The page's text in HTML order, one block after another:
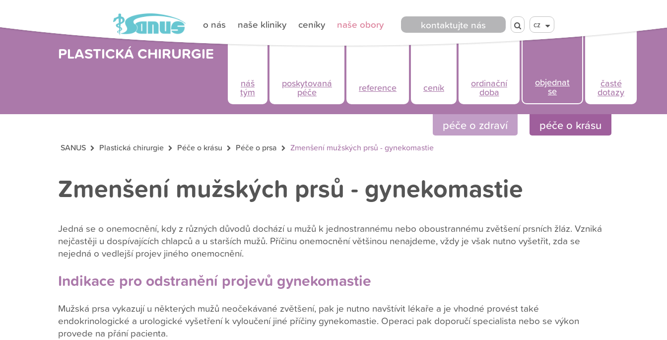
o nás naše kliniky ceníky naše obory kontaktujte nás cz
PLASTICKÁ CHIRURGIE
náš
tým
poskytovaná
péče reference ceník ordinační
doba
objednat
se
časté
dotazy
péče o zdraví péče o krásu
SANUS Plastická chirurgie Péče o krásu Péče o prsa Zmenšení mužských prsů - gynekomastie
Zmenšení mužských prsů - gynekomastie
Jedná se o onemocnění, kdy z různých důvodů dochází u mužů k jednostrannému nebo oboustrannému zvětšení prsních žláz. Vzniká
nejčastěji u dospívajících chlapců a u starších mužů. Příčinu onemocnění většinou nenajdeme, vždy je však nutno vyšetřit, zda se
nejedná o vedlejší projev jiného onemocnění.
Indikace pro odstranění projevů gynekomastie
Mužská prsa vykazují u některých mužů neočekávané zvětšení, pak je nutno navštívit lékaře a je vhodné provést také
endokrinologické a urologické vyšetření k vyloučení jiné příčiny gynekomastie. Operaci pak doporučí specialista nebo se výkon
provede na přání pacienta.